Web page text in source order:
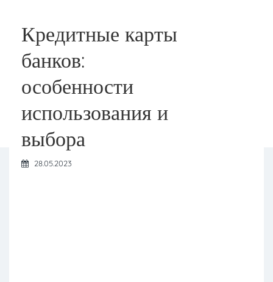
Кредитные карты
банков:
особенности
использования и
выбора
28.05.2023